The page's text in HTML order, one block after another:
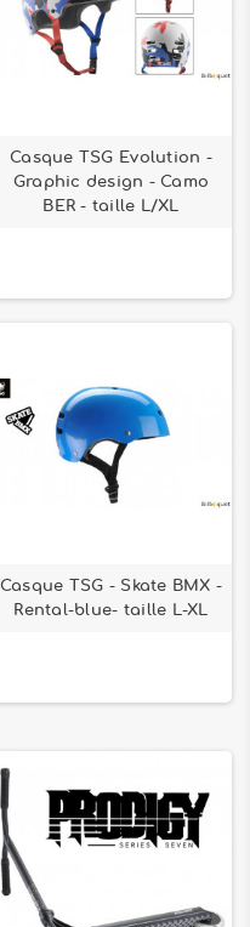
Casque TSG Evolution -
Graphic design - Camo
BER - taille L/XL
Casque TSG - Skate BMX -
Rental-blue- taille L-XL